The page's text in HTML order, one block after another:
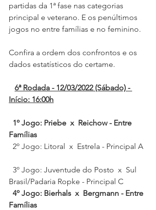
partidas da 1ª fase nas categorias
principal e veterano. E os penúltimos
jogos no entre famílias e no feminino.
Confira a ordem dos confrontos e os
dados estatísticos do certame.
6ª Rodada - 12/03/2022 (Sábado) -
Início: 16:00h
1º Jogo: Priebe  x  Reichow - Entre
Famílias
  2º Jogo: Litoral  x  Estrela - Principal A
Brasil/Padaria Ropke - Principal C
4º Jogo: Bierhals  x  Bergmann - Entre
Famílias